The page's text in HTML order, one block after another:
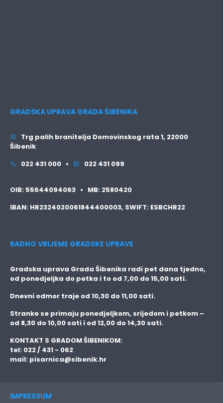
GRADSKA UPRAVA GRADA ŠIBENIKA
Trg palih branitelja Domovinskog rata 1, 22000
Šibenik
022 431 000 •
022 431 099
OIB: 55644094063 • MB: 2580420
IBAN: HR2324020061844400003, SWIFT: ESBCHR22
RADNO VRIJEME GRADSKE UPRAVE
Gradska uprava Grada Šibenika radi pet dana tjedno,
od ponedjeljka do petka i to od 7,00 do 15,00 sati.
Dnevni odmor traje od 10,30 do 11,00 sati.
Stranke se primaju ponedjeljkom, srijedom i petkom –
od 8,30 do 10,00 sati i od 12,00 do 14,30 sati.
KONTAKT S GRADOM ŠIBENIKOM:
tel: 022 / 431 - 062
mail: pisarnica@sibenik.hr
IMPRESSUM